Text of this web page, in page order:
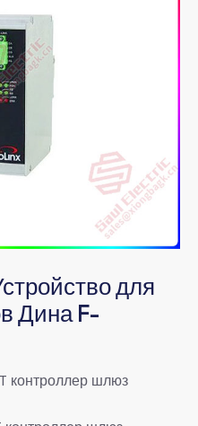
для
Дина F-
контроллер шлюз